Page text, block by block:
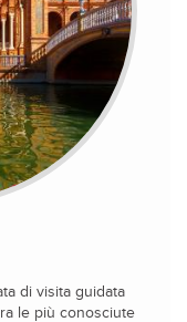
di visita guidata
le più conosciute